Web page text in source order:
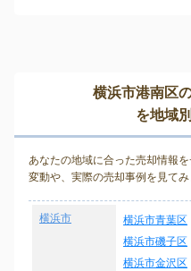
横浜市港南区
を地域
あなたの地域に合った売却情報
変動や、実際の売却事例を見てみ
横浜市 横浜市青葉区
横浜市磯子区
横浜市金沢区